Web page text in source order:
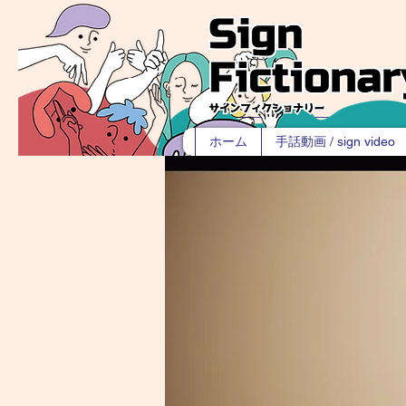
ホーム 手話動画 / sign video